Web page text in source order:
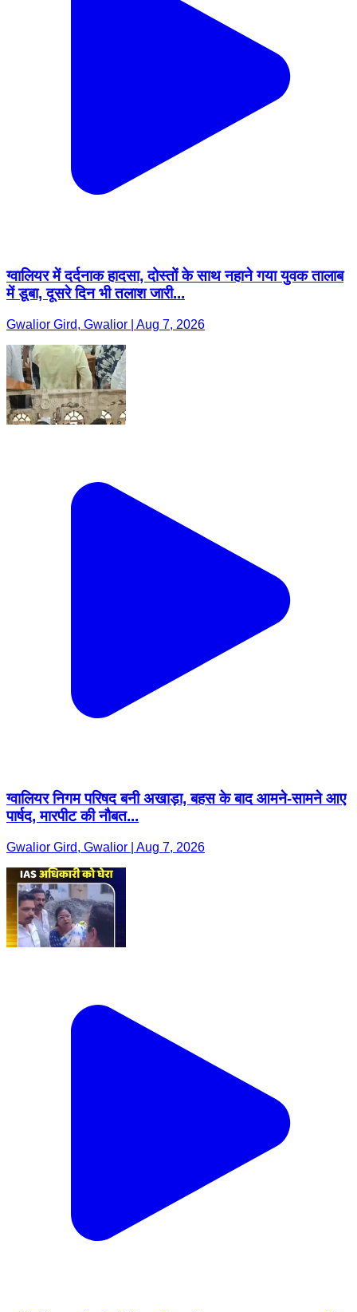
ग्वालियर में दर्दनाक हादसा, दोस्तों के साथ नहाने गया युवक तालाब
में डूबा, दूसरे दिन भी तलाश जारी...
Gwalior Gird, Gwalior | Aug 7, 2026
ग्वालियर निगम परिषद बनी अखाड़ा, बहस के बाद आमने-सामने आए
पार्षद, मारपीट की नौबत...
Gwalior Gird, Gwalior | Aug 7, 2026